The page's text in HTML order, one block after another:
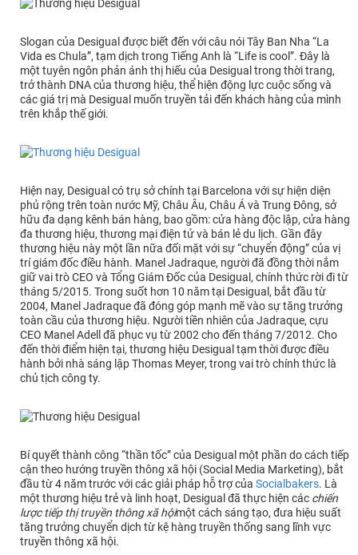
Slogan của Desigual được biết đến với câu nói Tây Ban Nha “La
Vida es Chula”, tạm dịch trong Tiếng Anh là “Life is cool”. Đây là
một tuyên ngôn phản ánh thị hiếu của Desigual trong thời trang,
trở thành DNA của thương hiệu, thể hiện động lực cuộc sống và
các giá trị mà Desigual muốn truyền tải đến khách hàng của mình
trên khắp thế giới.
Hiện nay, Desigual có trụ sở chính tại Barcelona với sự hiện diện
phủ rộng trên toàn nước Mỹ, Châu Âu, Châu Á và Trung Đông, sở
hữu đa dạng kênh bán hàng, bao gồm: cửa hàng độc lập, cửa hàng
đa thương hiệu, thương mại điện tử và bán lẻ du lịch. Gần đây
thương hiệu này một lần nữa đối mặt với sự “chuyển động” của vị
trí giám đốc điều hành. Manel Jadraque, người đã đồng thời nắm
giữ vai trò CEO và Tổng Giám Đốc của Desigual, chính thức rời đi từ
tháng 5/2015. Trong suốt hơn 10 năm tại Desigual, bắt đầu từ
2004, Manel Jadraque đã đóng góp mạnh mẽ vào sự tăng trưởng
toàn cầu của thương hiệu. Người tiền nhiên của Jadraque, cựu
CEO Manel Adell đã phục vụ từ 2002 cho đến tháng 7/2012. Cho
đến thời điểm hiện tại, thương hiệu Desigual tạm thời được điều
hành bởi nhà sáng lập Thomas Meyer, trong vai trò chính thức là
chủ tịch công ty.
Bí quyết thành công “thần tốc” của Desigual một phần do cách tiếp
cận theo hướng truyền thông xã hội (Social Media Marketing), bắt
đầu từ 4 năm trước với các giải pháp hỗ trợ của Socialbakers. Là
một thương hiệu trẻ và linh hoạt, Desigual đã thực hiện các chiến
lược tiếp thị truyền thông xã hộimột cách sáng tạo, đưa hiệu suất
tăng trưởng chuyển dịch từ kệ hàng truyền thống sang lĩnh vực
truyền thông xã hội.